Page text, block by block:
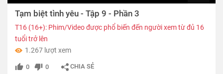
Tạm biệt tình yêu - Tập 9 - Phần 3
T16 (16+): Phim/Video được phổ biến đến người xem từ đủ 16
tuổi trở lên
1.267 lượt xem
0 0 CHIA SẺ